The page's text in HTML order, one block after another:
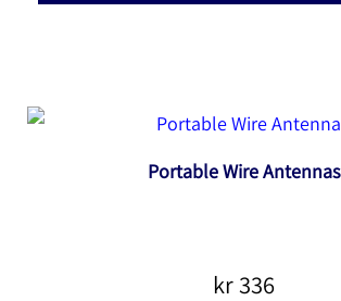
Portable Wire Antennas
kr336